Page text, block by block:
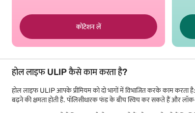
कोटेशन लें
होल लाइफ ULIP कैसे काम करता है?
होल लाइफ ULIP आपके प्रीमियम को दो भागों में विभाजित करके काम करता
बढ़ने की क्षमता होती है. पॉलिसीधारक फंड के बीच स्विच कर सकते हैं और लॉक-